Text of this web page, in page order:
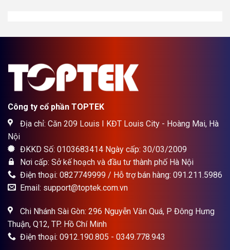
Công ty cổ phần TOPTEK
Địa chỉ: Căn 209 Louis I KĐT Louis City - Hoàng Mai, Hà
Nội
ĐKKD Số: 0103683414 Ngày cấp: 30/03/2009
Nơi cấp: Sở kế hoạch và đầu tư thành phố Hà Nội
Điện thoại: 0827749999 / Hỗ trợ bán hàng: 091.211.5986
Email: support@toptek.com.vn
Chi Nhánh Sài Gòn: 296 Nguyễn Văn Quá, P Đông Hưng
Thuận, Q12, TP. Hồ Chí Minh
Điện thoại: 0912.190.805 - 0349.778.943